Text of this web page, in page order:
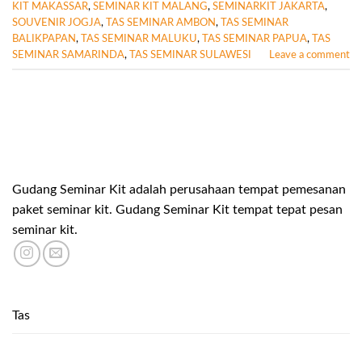
KIT MAKASSAR, SEMINAR KIT MALANG, SEMINARKIT JAKARTA,
SOUVENIR JOGJA, TAS SEMINAR AMBON,
TAS SEMINAR
BALIKPAPAN, TAS SEMINAR MALUKU, TAS SEMINAR PAPUA,
TAS
SEMINAR SAMARINDA, TAS SEMINAR SULAWESI Leave a comment
Gudang Seminar Kit adalah perusahaan tempat pemesanan
paket seminar kit. Gudang Seminar Kit tempat tepat pesan
seminar kit.
Tas